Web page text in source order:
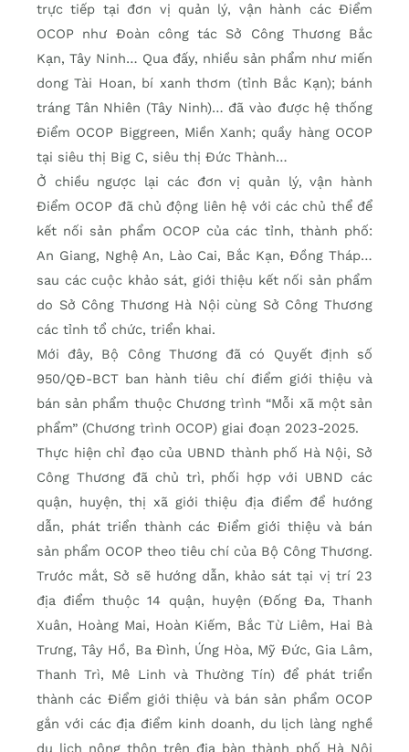
trực tiếp tại đơn vị quản lý, vận hành các Điểm
OCOP như Đoàn công tác Sở Công Thương Bắc
Kạn, Tây Ninh… Qua đấy, nhiều sản phẩm như miến
dong Tài Hoan, bí xanh thơm (tỉnh Bắc Kạn); bánh
tráng Tân Nhiên (Tây Ninh)… đã vào được hệ thống
Điểm OCOP Biggreen, Miền Xanh; quầy hàng OCOP
tại siêu thị Big C, siêu thị Đức Thành…
Ở chiều ngược lại các đơn vị quản lý, vận hành
Điểm OCOP đã chủ động liên hệ với các chủ thể để
kết nối sản phẩm OCOP của các tỉnh, thành phố:
An Giang, Nghệ An, Lào Cai, Bắc Kạn, Đồng Tháp…
sau các cuộc khảo sát, giới thiệu kết nối sản phẩm
do Sở Công Thương Hà Nội cùng Sở Công Thương
các tỉnh tổ chức, triển khai.
Mới đây, Bộ Công Thương đã có Quyết định số
950/QĐ-BCT ban hành tiêu chí điểm giới thiệu và
bán sản phẩm thuộc Chương trình “Mỗi xã một sản
phẩm” (Chương trình OCOP) giai đoạn 2023-2025.
Thực hiện chỉ đạo của UBND thành phố Hà Nội, Sở
Công Thương đã chủ trì, phối hợp với UBND các
quận, huyện, thị xã giới thiệu địa điểm để hướng
dẫn, phát triển thành các Điểm giới thiệu và bán
sản phẩm OCOP theo tiêu chí của Bộ Công Thương.
Trước mắt, Sở sẽ hướng dẫn, khảo sát tại vị trí 23
địa điểm thuộc 14 quận, huyện (Đống Đa, Thanh
Xuân, Hoàng Mai, Hoàn Kiếm, Bắc Từ Liêm, Hai Bà
Trưng, Tây Hồ, Ba Đình, Ứng Hòa, Mỹ Đức, Gia Lâm,
Thanh Trì, Mê Linh và Thường Tín) để phát triển
thành các Điểm giới thiệu và bán sản phẩm OCOP
gắn với các địa điểm kinh doanh, du lịch làng nghề
du lịch nông thôn trên địa bàn thành phố Hà Nội